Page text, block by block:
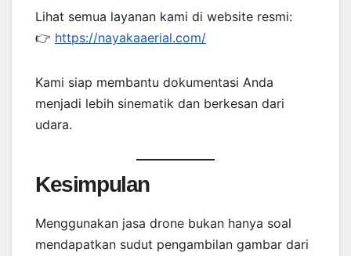
Lihat semua layanan kami di website resmi:
👉 https://nayakaaerial.com/
Kami siap membantu dokumentasi Anda
menjadi lebih sinematik dan berkesan dari
udara.
Kesimpulan
Menggunakan jasa drone bukan hanya soal
mendapatkan sudut pengambilan gambar dari